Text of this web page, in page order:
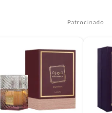
NSOC37774-25CO
Unisex
Patrocinado